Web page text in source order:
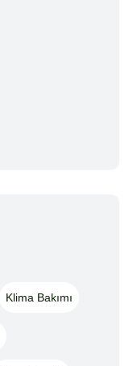
Klima Bakımı